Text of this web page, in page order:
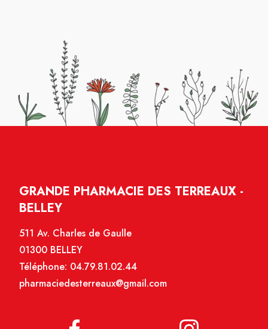
GRANDE PHARMACIE DES TERREAUX -
BELLEY
511 Av. Charles de Gaulle
01300 BELLEY
Téléphone: 04.79.81.02.44
pharmaciedesterreaux@gmail.com